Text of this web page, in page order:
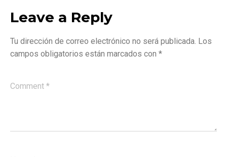
Leave a Reply
Tu dirección de correo electrónico no será publicada. Los
campos obligatorios están marcados con *